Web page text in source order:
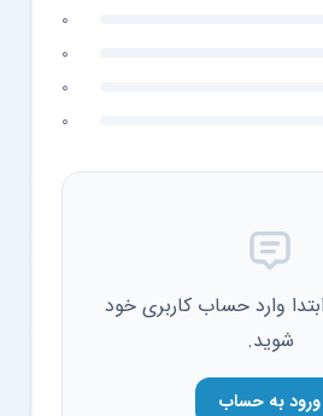
0
0
0
0
وارد حساب کاربری خود
شوید.
ورود به حساب